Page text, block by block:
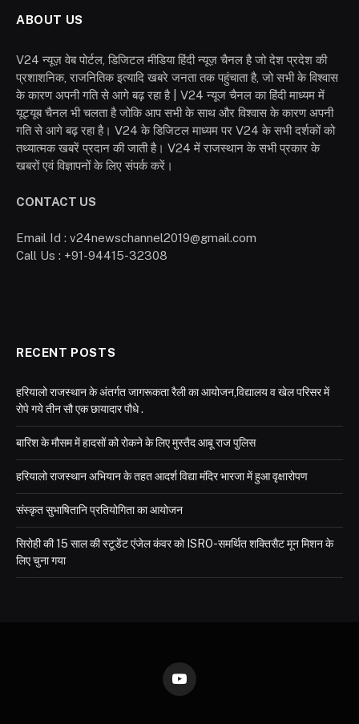
ABOUT US
V24 न्यूज़ वेब पोर्टल, डिजिटल मीडिया हिंदी न्यूज़ चैनल है जो देश प्रदेश की
प्रशाशनिक, राजनितिक इत्यादि खबरे जनता तक पहुंचाता है, जो सभी के विश्वास
के कारण अपनी गति से आगे बढ़ रहा है | V24 न्यूज चैनल का हिंदी माध्यम में
यूट्यूब चैनल भी चलता है जोकि आप सभी के साथ और विश्वास के कारण अपनी
गति से आगे बढ़ रहा है। V24 के डिजिटल माध्यम पर V24 के सभी दर्शकों को
तथ्यात्मक खबरें प्रदान की जाती है। V24 में राजस्थान के सभी प्रकार के
खबरों एवं विज्ञापनों के लिए संपर्क करें।
CONTACT US
Email Id : v24newschannel2019@gmail.com
Call Us : +91-94415-32308
RECENT POSTS
हरियालो राजस्थान के अंतर्गत जागरूकता रैली का आयोजन,विद्यालय व खेल परिसर में
रोपे गये तीन सौ एक छायादार पौधे .
बारिश के मौसम में हादसों को रोकने के लिए मुस्तैद आबू राज पुलिस
हरियालो राजस्थान अभियान के तहत आदर्श विद्या मंदिर भारजा में हुआ वृक्षारोपण
संस्कृत सुभाषितानि प्रतियोगिता का आयोजन
सिरोही की 15 साल की स्टूडेंट एंजेल कंवर को ISRO-समर्थित शक्तिसैट मून मिशन के
लिए चुना गया
YouTube